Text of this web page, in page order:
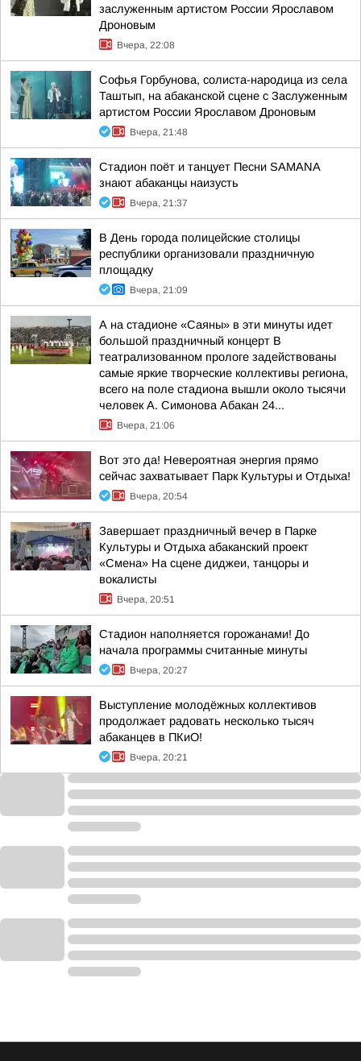
заслуженным артистом России Ярославом
Дроновым
Вчера, 22:08
Софья Горбунова, солиста-народица из села
Таштып, на абаканской сцене с Заслуженным
артистом России Ярославом Дроновым
Вчера, 21:48
Стадион поёт и танцует Песни SAMANA
знают абаканцы наизусть
Вчера, 21:37
В День города полицейские столицы
республики организовали праздничную
площадку
Вчера, 21:09
А на стадионе «Саяны» в эти минуты идет
большой праздничный концерт В
театрализованном прологе задействованы
самые яркие творческие коллективы региона,
всего на поле стадиона вышли около тысячи
человек А. Симонова Абакан 24...
Вчера, 21:06
Вот это да! Невероятная энергия прямо
сейчас захватывает Парк Культуры и Отдыха!
Вчера, 20:54
Завершает праздничный вечер в Парке
Культуры и Отдыха абаканский проект
«Смена» На сцене диджеи, танцоры и
вокалисты
Вчера, 20:51
Стадион наполняется горожанами! До
начала программы считанные минуты
Вчера, 20:27
Выступление молодёжных коллективов
продолжает радовать несколько тысяч
абаканцев в ПКиО!
Вчера, 20:21